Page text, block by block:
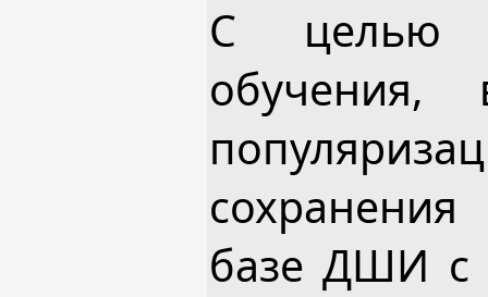
С целью
обучения,
сохранения
базе ДШИ с